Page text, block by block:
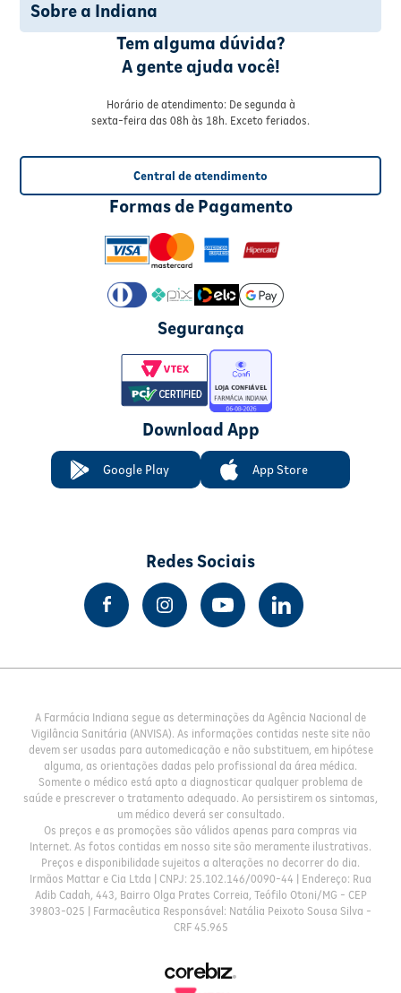
Sobre a Indiana
Tem alguma dúvida?
A gente ajuda você!
Horário de atendimento: De segunda à
sexta-feira das 08h às 18h. Exceto feriados.
Central de atendimento
Formas de Pagamento
Segurança
Download App
Google Play App Store
Redes Sociais
A Farmácia Indiana segue as determinações da Agência Nacional de
Vigilância Sanitária (ANVISA). As informações contidas neste site não
devem ser usadas para automedicação e não substituem, em hipótese
alguma, as orientações dadas pelo profissional da área médica.
Somente o médico está apto a diagnosticar qualquer problema de
saúde e prescrever o tratamento adequado. Ao persistirem os sintomas,
um médico deverá ser consultado.
Os preços e as promoções são válidos apenas para compras via
Internet. As fotos contidas em nosso site são meramente ilustrativas.
Preços e disponibilidade sujeitos a alterações no decorrer do dia.
Irmãos Mattar e Cia Ltda | CNPJ: 25.102.146/0090-44 | Endereço: Rua
Adib Cadah, 443, Bairro Olga Prates Correia, Teófilo Otoni/MG - CEP
39803-025 | Farmacêutica Responsável: Natália Peixoto Sousa Silva -
CRF 45.965